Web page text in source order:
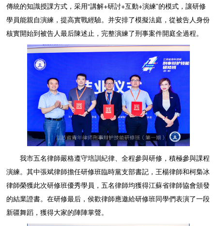
傳統的知識授課方式，采用“講解+研討+互動+演練”的模式，讓研修
學員能親自演練，提高實戰經驗。并安排了模擬法庭，從被告人身份
核實開始到被告人最后陳述止，完整演練了刑事案件開庭全過程。
我市五名律師嚴格遵守培訓紀律、全程參與研修，積極參與課程
演練。其中張斌律師擔任研修班臨時黨支部書記，王楊律師和柯梟冰
律師榮獲此次研修班優秀學員，五名律師均獲得江蘇省律師協會頒發
的結業證書。在研修最后，侯歡律師應邀給研修班同學們表演了一段
新疆舞蹈，獲得大家的陣陣掌聲。